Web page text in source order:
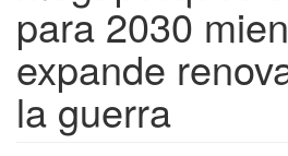
para 2030
expande
la guerra